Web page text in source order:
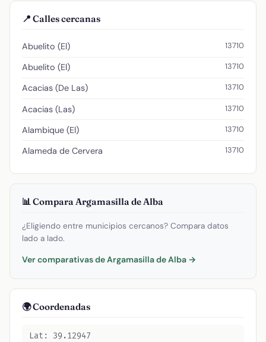
📍 Calles cercanas
Abuelito (El) 13710
Abuelito (El) 13710
Acacias (De Las) 13710
Acacias (Las) 13710
Alambique (El) 13710
Alameda de Cervera 13710
📊 Compara Argamasilla de Alba
¿Eligiendo entre municipios cercanos? Compara datos
lado a lado.
Ver comparativas de Argamasilla de Alba →
🌍 Coordenadas
Lat: 39.12947